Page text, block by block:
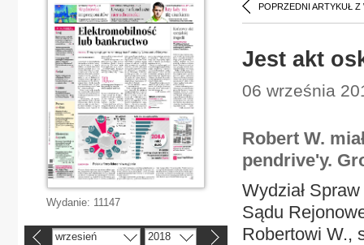
POPRZEDNI ARTYKUŁ Z
Jest akt
06 września
Robert W.
pendrive'y.
Wydział
Sądu
Robertowi W.,
Wydanie: 11147
wrzesień 2018